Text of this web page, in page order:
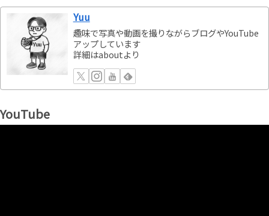
Yuu
趣味で写真や動画を撮りながらブログやYouTube
アップしています
詳細はaboutより
YouTube